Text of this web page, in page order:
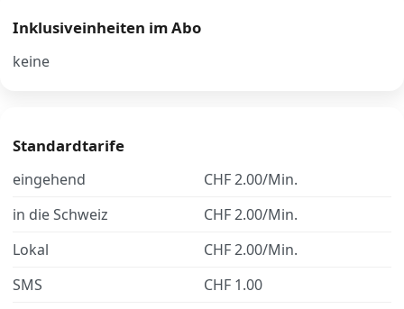
News
Über uns
Datenschutz
Inklusiveinheiten im Abo
keine
Standardtarife
eingehend
CHF 2.00/Min.
in die Schweiz
CHF 2.00/Min.
Lokal
CHF 2.00/Min.
SMS
CHF 1.00